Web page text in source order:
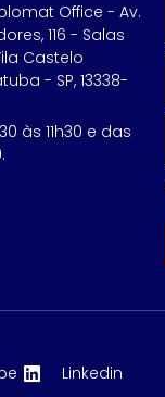
Office - Av.
116 - Salas
Castelo
- SP, 13338-
às 11h30 e das
Linkedin